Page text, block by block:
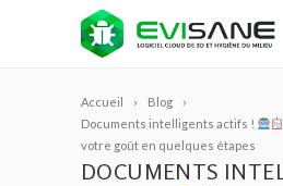
Accueil
Blog
Documents intelligents actifs !
votre goût en quelques étapes
DOCUMENTS